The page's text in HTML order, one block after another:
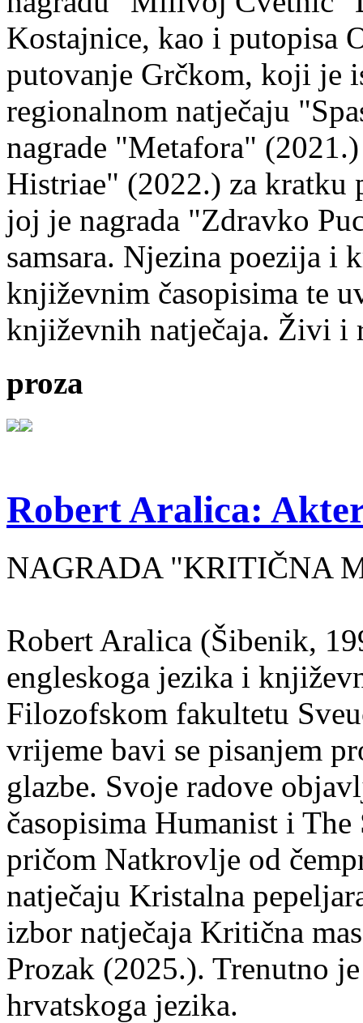
Kostajnice, kao i putopisa
putovanje Grčkom, koji je
regionalnom natječaju
nagrade "Metafora"
Histriae" (2022.) za kratku
joj je nagrada "Zdravko
samsara. Njezina poezija i
književnim časopisima te
književnih natječaja. Živi i
proza
Robert Aralica:
NAGRADA "KRITIČNA
Robert Aralica (Šibenik,
engleskoga jezika i
Filozofskom fakultetu
vrijeme bavi se pisanjem
glazbe. Svoje radove
časopisima Humanist i
pričom Natkrovlje od
natječaju Kristalna
izbor natječaja Kritična
Prozak (2025.). Trenutno
hrvatskoga jezika.